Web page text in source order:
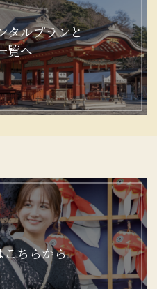
タルプランと
覧へ
ちらから